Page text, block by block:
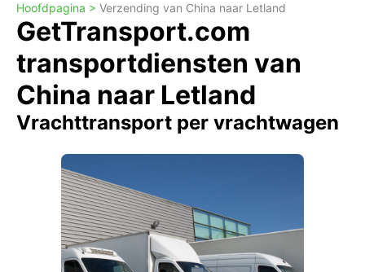
Hoofdpagina > Verzending van China naar Letland
GetTransport.com
transportdiensten van
China naar Letland
Vrachttransport per vrachtwagen